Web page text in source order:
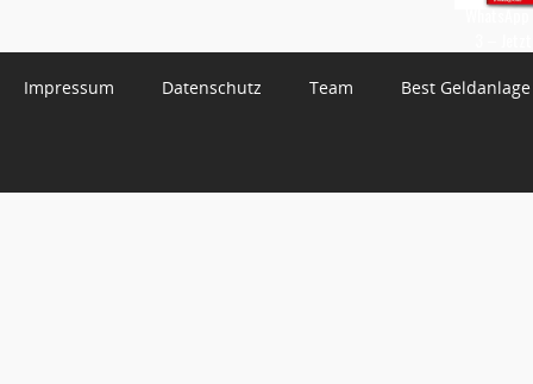
Impressum Datenschutz Team Best Geldanlage